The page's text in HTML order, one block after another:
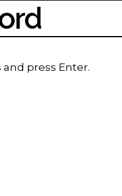
press Enter.